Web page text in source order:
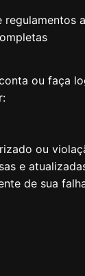
ou faça
ou
e
de sua